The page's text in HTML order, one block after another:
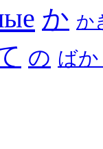
か か
の ば